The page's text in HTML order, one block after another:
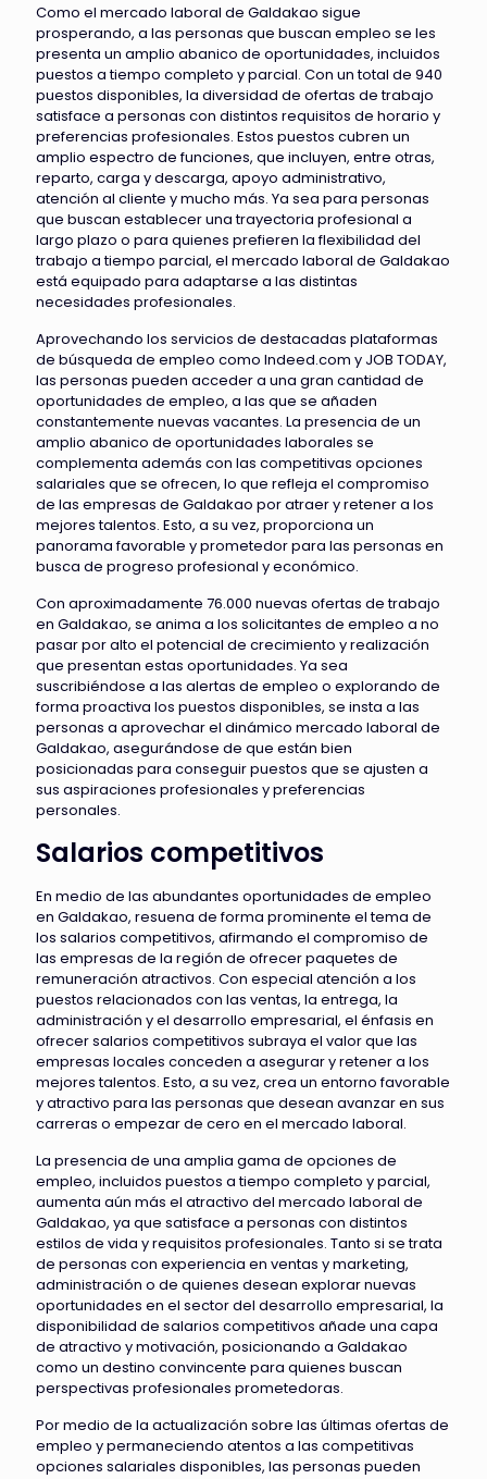
Como el mercado laboral de Galdakao sigue
prosperando, a las personas que buscan empleo se les
presenta un amplio abanico de oportunidades, incluidos
puestos a tiempo completo y parcial. Con un total de 940
puestos disponibles, la diversidad de ofertas de trabajo
satisface a personas con distintos requisitos de horario y
preferencias profesionales. Estos puestos cubren un
amplio espectro de funciones, que incluyen, entre otras,
reparto, carga y descarga, apoyo administrativo,
atención al cliente y mucho más. Ya sea para personas
que buscan establecer una trayectoria profesional a
largo plazo o para quienes prefieren la flexibilidad del
trabajo a tiempo parcial, el mercado laboral de Galdakao
está equipado para adaptarse a las distintas
necesidades profesionales.
Aprovechando los servicios de destacadas plataformas
de búsqueda de empleo como Indeed.com y JOB TODAY,
las personas pueden acceder a una gran cantidad de
oportunidades de empleo, a las que se añaden
constantemente nuevas vacantes. La presencia de un
amplio abanico de oportunidades laborales se
complementa además con las competitivas opciones
salariales que se ofrecen, lo que refleja el compromiso
de las empresas de Galdakao por atraer y retener a los
mejores talentos. Esto, a su vez, proporciona un
panorama favorable y prometedor para las personas en
busca de progreso profesional y económico.
Con aproximadamente 76.000 nuevas ofertas de trabajo
en Galdakao, se anima a los solicitantes de empleo a no
pasar por alto el potencial de crecimiento y realización
que presentan estas oportunidades. Ya sea
suscribiéndose a las alertas de empleo o explorando de
forma proactiva los puestos disponibles, se insta a las
personas a aprovechar el dinámico mercado laboral de
Galdakao, asegurándose de que están bien
posicionadas para conseguir puestos que se ajusten a
sus aspiraciones profesionales y preferencias
personales.
Salarios competitivos
En medio de las abundantes oportunidades de empleo
en Galdakao, resuena de forma prominente el tema de
los salarios competitivos, afirmando el compromiso de
las empresas de la región de ofrecer paquetes de
remuneración atractivos. Con especial atención a los
puestos relacionados con las ventas, la entrega, la
administración y el desarrollo empresarial, el énfasis en
ofrecer salarios competitivos subraya el valor que las
empresas locales conceden a asegurar y retener a los
mejores talentos. Esto, a su vez, crea un entorno favorable
y atractivo para las personas que desean avanzar en sus
carreras o empezar de cero en el mercado laboral.
La presencia de una amplia gama de opciones de
empleo, incluidos puestos a tiempo completo y parcial,
aumenta aún más el atractivo del mercado laboral de
Galdakao, ya que satisface a personas con distintos
estilos de vida y requisitos profesionales. Tanto si se trata
de personas con experiencia en ventas y marketing,
administración o de quienes desean explorar nuevas
oportunidades en el sector del desarrollo empresarial, la
disponibilidad de salarios competitivos añade una capa
de atractivo y motivación, posicionando a Galdakao
como un destino convincente para quienes buscan
perspectivas profesionales prometedoras.
Por medio de la actualización sobre las últimas ofertas de
empleo y permaneciendo atentos a las competitivas
opciones salariales disponibles, las personas pueden